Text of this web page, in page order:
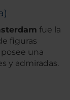
fue la
figuras
una
y admiradas.